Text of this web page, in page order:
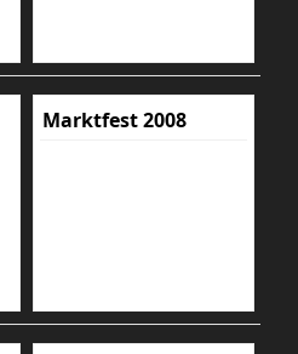
Marktfest 2008